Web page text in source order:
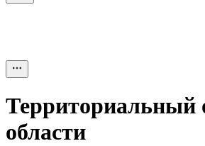
Территориальный
области